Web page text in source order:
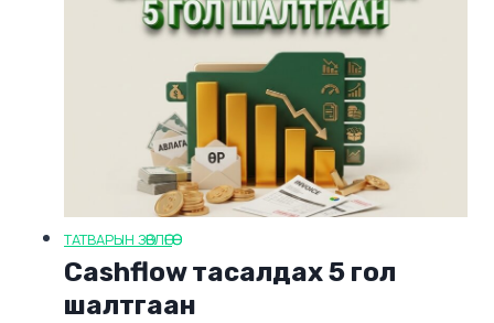
ТАТВАРЫН ЗӨВЛӨГӨӨ
Cashflow тасалдах 5 гол
шалтгаан